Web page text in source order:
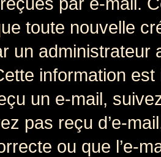
toute nouvelle
un
information
un e-mail,
pas reçu d’e-
ou que l’e-